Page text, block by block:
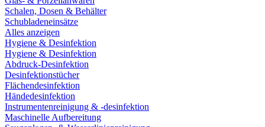
Schalen, Dosen & Behälter
Schubladeneinsätze
Alles anzeigen
Hygiene & Desinfektion
Hygiene & Desinfektion
Abdruck-Desinfektion
Desinfektionstücher
Flächendesinfektion
Händedesinfektion
Instrumentenreinigung & -desinfektion
Maschinelle Aufbereitung